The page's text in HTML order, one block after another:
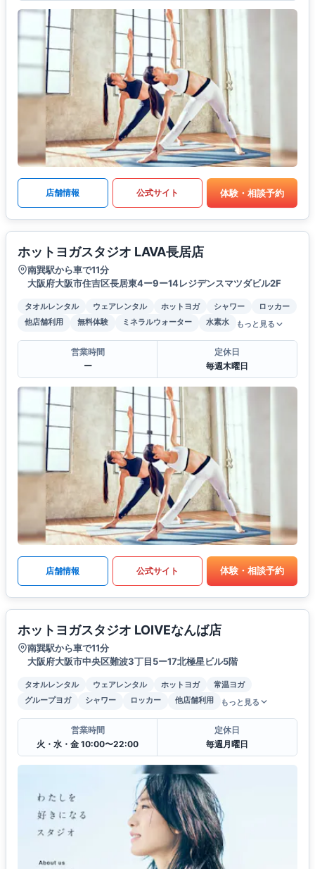
店舗情報 公式サイト 体験・相談予約
ホットヨガスタジオ LAVA長居店
南巽駅から車で11分
大阪府大阪市住吉区長居東4ー9ー14レジデンスマツダビル2F
タオルレンタル ウェアレンタル ホットヨガ シャワー
ロッカー
他店舗利用
無料体験 ミネラルウォーター 水素水 もっと見る
営業時間
ー
定休日
毎週木曜日
店舗情報 公式サイト 体験・相談予約
ホットヨガスタジオ LOIVEなんば店
南巽駅から車で11分
大阪府大阪市中央区難波3丁目5ー17北極星ビル5階
タオルレンタル ウェアレンタル ホットヨガ
常温ヨガ
グループヨガ
シャワー ロッカー 他店舗利用 もっと見る
営業時間
火・水・金 10:00〜22:00
定休日
毎週月曜日